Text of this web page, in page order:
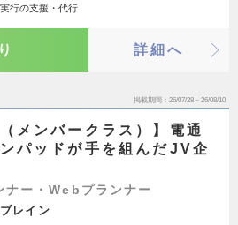
行の支援・代行
詳細へ
掲載期間 26/07/28～26/08/10
メンバークラス）】電通
パッドが手を組んだJV企
ナー・Webプランナー
レイン